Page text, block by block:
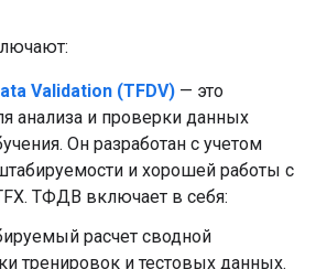
Validation (TFDV) — это
анализа и проверки данных
Он разработан с учетом
и хорошей работы с
ТФДВ включает в себя:
расчет сводной
тренировок и тестовых данных.